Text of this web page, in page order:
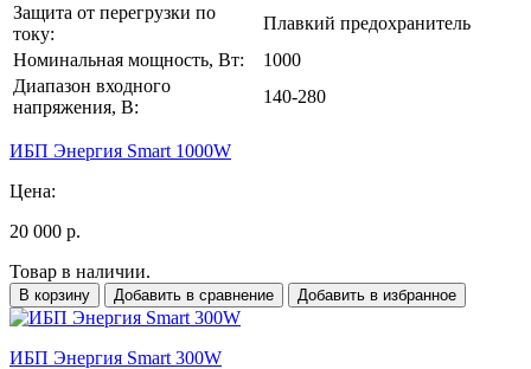
Защита от перегрузки по
току:
Плавкий предохранитель
Номинальная мощность, Вт:
1000
Диапазон входного
напряжения, В:
140-280
ИБП Энергия Smart 1000W
Цена:
20 000 р.
Товар в наличии.
В корзину Добавить в сравнение Добавить в избранное
ИБП Энергия Smart 300W